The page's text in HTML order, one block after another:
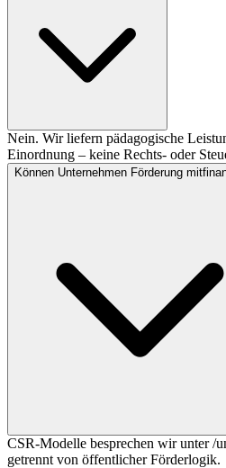
Nein. Wir liefern pädagogische
Einordnung – keine Rechts- oder
Können Unternehmen Förderung
CSR-Modelle besprechen wir unter /
getrennt von öffentlicher Förderlogik.